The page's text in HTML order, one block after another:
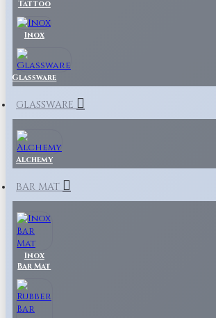
Tattoo
Inox
Glassware
GLASSWARE
Alchemy
BAR MAT
Inox
Bar Mat